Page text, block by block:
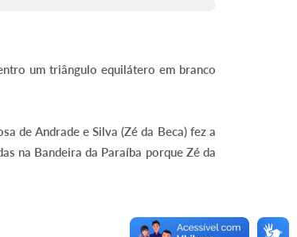
um triângulo equilátero em branco
de Andrade e Silva (Zé da Beca) fez a
na Bandeira da Paraíba porque Zé da